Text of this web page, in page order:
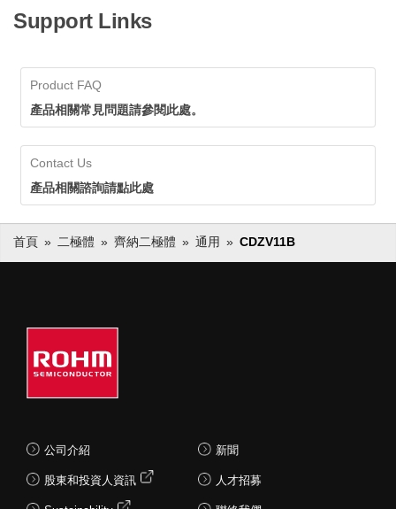
Support Links
Product FAQ
產品相關常見問題請參閱此處。
Contact Us
產品相關諮詢請點此處
首頁 二極體 齊納二極體 通用 CDZV11B
公司介紹
股東和投資人資訊
新聞
人才招募